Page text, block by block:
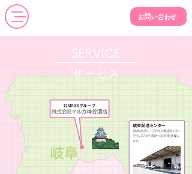
お問い合わせ
SERVICE
​サービス​